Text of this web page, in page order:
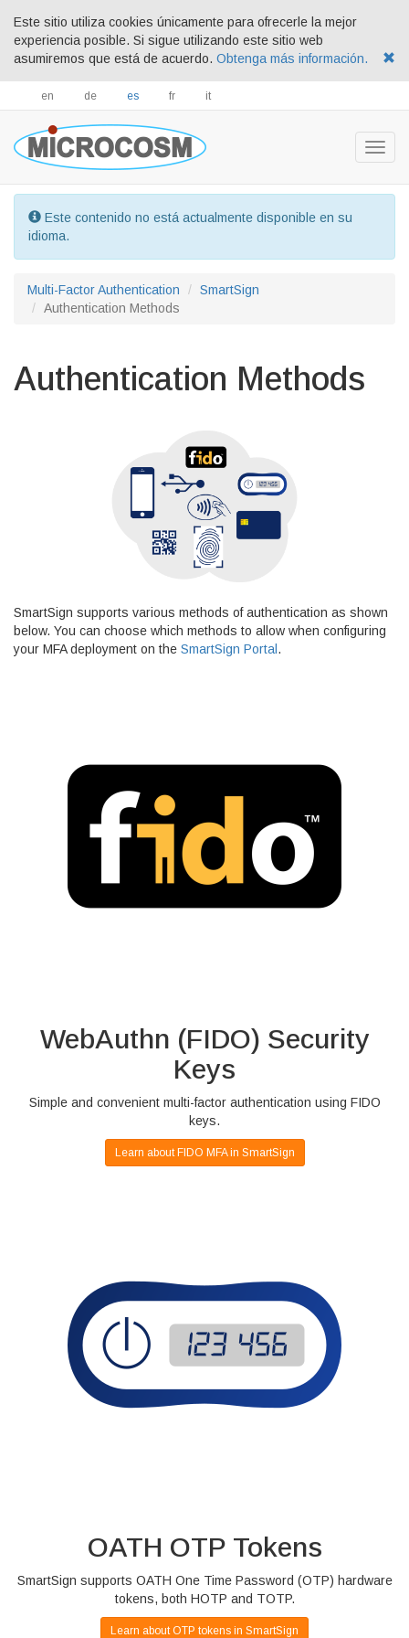
Este sitio utiliza cookies únicamente para ofrecerle la mejor
experiencia posible. Si sigue utilizando este sitio web
asumiremos que está de acuerdo. Obtenga más información.
en de es fr it
Este contenido no está actualmente disponible en su
idioma.
Multi-Factor Authentication
SmartSign
Authentication Methods
Authentication Methods
SmartSign supports various methods of authentication as shown
below. You can choose which methods to allow when configuring
your MFA deployment on the SmartSign Portal .
WebAuthn (FIDO) Security
Keys
Simple and convenient multi-factor authentication using FIDO
keys.
Learn about FIDO MFA in SmartSign
OATH OTP Tokens
SmartSign supports OATH One Time Password (OTP) hardware
tokens, both HOTP and TOTP.
Learn about OTP tokens in SmartSign